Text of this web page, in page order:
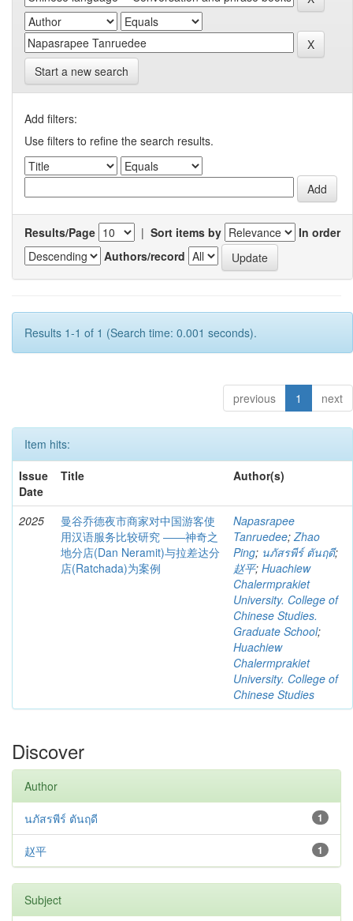
Start a new search
Add filters:
Use filters to refine the search results.
Results/Page | Sort items by
In order
Authors/record
Results 1-1 of 1 (Search time: 0.001 seconds).
previous 1 next
Item hits:
Issue
Date
Title Author(s)
2025
曼谷乔德夜市商家对中国游客使
用汉语服务比较研究 ――神奇之
地分店(Dan Neramit)与拉差达分
店(Ratchada)为案例
Napasrapee
Tanruedee;Zhao
Ping; นภัสรพีร์ ตันฤดี;
赵平; Huachiew
Chalermprakiet
University. College of
Chinese Studies.
Graduate School;
Huachiew
Chalermprakiet
University. College of
Chinese Studies
Discover
Author
1
นภัสรพีร์ ตันฤดี
1
赵平
Subject